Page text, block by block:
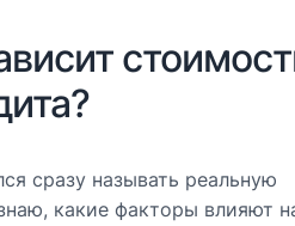
сразу называть реальную
какие факторы влияют